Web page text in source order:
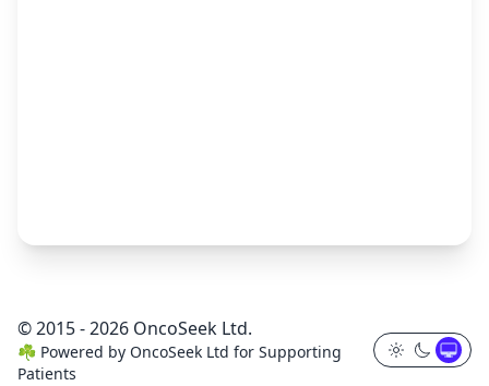
© 2015 - 2026 OncoSeek Ltd.
☘️ Powered by OncoSeek Ltd for Supporting
Patients